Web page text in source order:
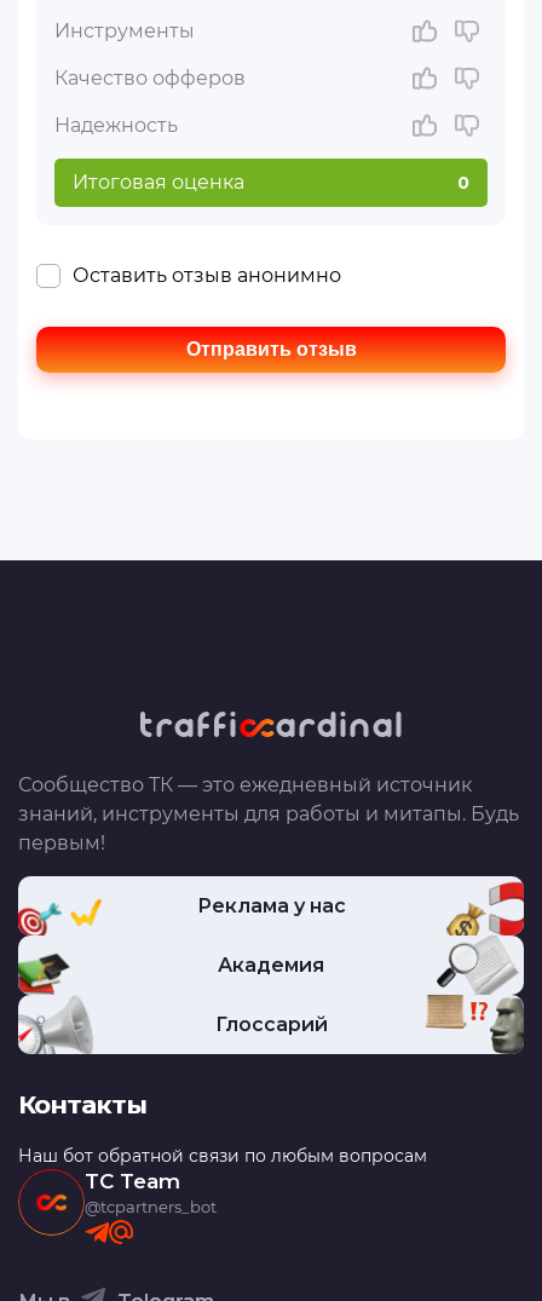
Инструменты
Качество офферов
Надежность
Итоговая оценка 0
Оставить отзыв анонимно
Отправить отзыв
Сообщество ТК — это ежедневный источник
знаний, инструменты для работы и митапы. Будь
первым!
Реклама у нас
Академия
Глоссарий
Контакты
Наш бот обратной связи по любым вопросам
TC Team
@tcpartners_bot